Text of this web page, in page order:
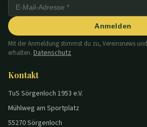
Anmelden
Mit der Anmeldung stimmst du zu, Vereinsnews
erhalten. Datenschutz
Kontakt
TuS Sörgenloch 1953 e.V.
Mühlweg am Sportplatz
55270 Sörgenloch